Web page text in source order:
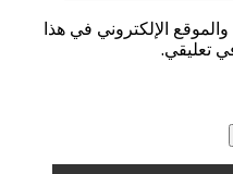
الإلكتروني في هذا
تعليقي.